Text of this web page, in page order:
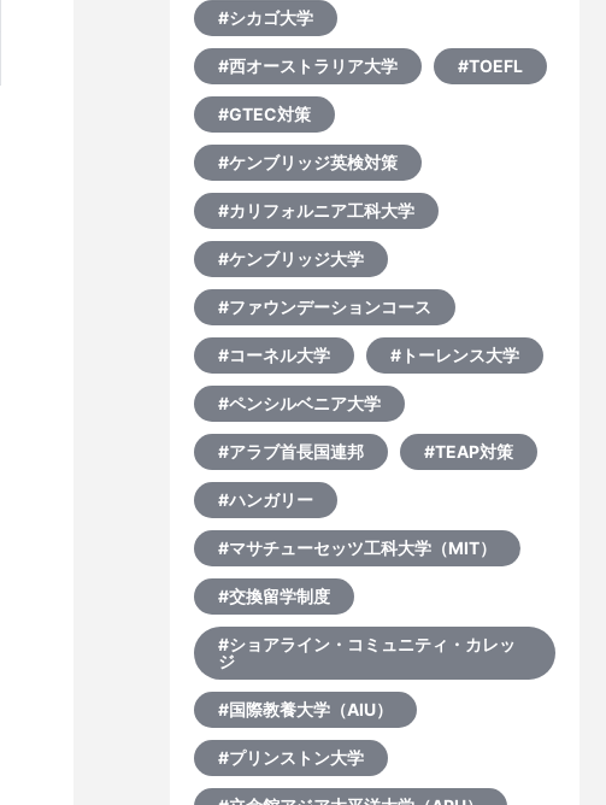
#シカゴ大学
#西オーストラリア大学 #TOEFL
#GTEC対策
#ケンブリッジ英検対策
#カリフォルニア工科大学
#ケンブリッジ大学
#ファウンデーションコース
#コーネル大学 #トーレンス大学
#ペンシルベニア大学
#アラブ首長国連邦 #TEAP対策
#ハンガリー
#マサチューセッツ工科大学（MIT）
#交換留学制度
#ショアライン・コミュニティ・カレッ
ジ
#国際教養大学（AIU）
#プリンストン大学